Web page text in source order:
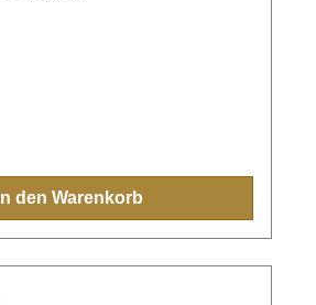
In den Warenkorb